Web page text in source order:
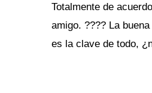
Totalmente de
amigo. ???? La
es la clave de todo,